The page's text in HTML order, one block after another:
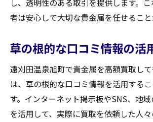
し、透明性のある取引を提供します。
者は安心して大切な貴金属を任せること
草の根的な口コミ情報の活
遠刈田温泉旭町で貴金属を高額買取し
は、草の根的な口コミ情報を活用する
す。インターネット掲示板やSNS、地
を活用して、実際に買取を依頼した人